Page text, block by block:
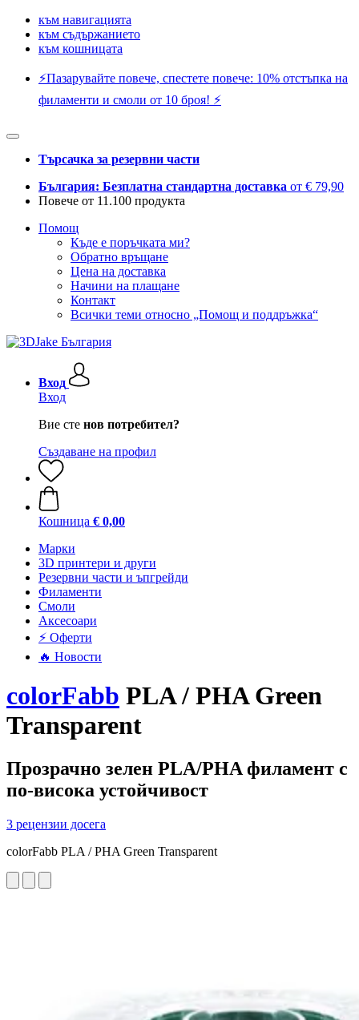
към навигацията
към съдържанието
към кошницата
⚡️Пазарувайте повече, спестете повече: 10% отстъпка на
филаменти и смоли от 10 броя! ⚡️
Търсачка за резервни части
България: Безплатна стандартна доставка от € 79,90
Повече от 11.100 продукта
Помощ
Къде е поръчката ми?
Обратно връщане
Цена на доставка
Начини на плащане
Контакт
Всички теми относно „Помощ и поддръжка“
Вход
Вход
Вие сте нов потребител?
Създаване на профил
Кошница € 0,00
Mарки
3D принтери и други
Резервни части и ъпгрейди
Филаменти
Смоли
Аксесоари
⚡ Оферти
🔥 Новости
colorFabb PLA / PHA Green
Transparent
Прозрачно зелен PLA/PHA филамент с
по-висока устойчивост
3 рецензии досега
colorFabb PLA / PHA Green Transparent